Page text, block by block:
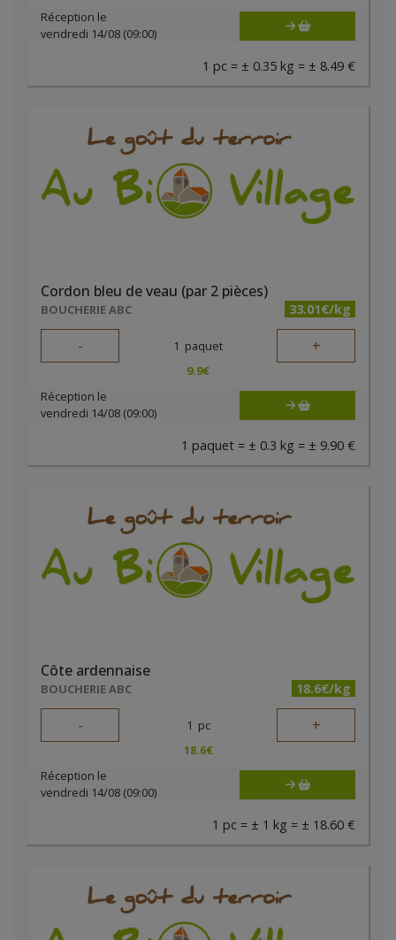
Réception le
vendredi 14/08 (09:00)
1 pc = ± 0.35 kg = ± 8.49 €
Cordon bleu de veau (par 2 pièces)
BOUCHERIE ABC 33.01€/kg
- 1 paquet +
9.9€
Réception le
vendredi 14/08 (09:00)
1 paquet = ± 0.3 kg = ± 9.90 €
Côte ardennaise
BOUCHERIE ABC 18.6€/kg
- 1 pc +
18.6€
Réception le
vendredi 14/08 (09:00)
1 pc = ± 1 kg = ± 18.60 €